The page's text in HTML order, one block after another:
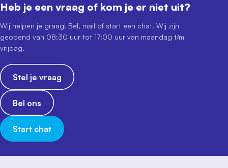
Heb je een vraag of kom je er niet uit?
Wij helpen je graag! Bel, mail of start een chat. Wij zijn
geopend van 08:30 uur tot 17:00 uur van maandag t/m
vrijdag.
Stel je vraag
Bel ons
Start chat